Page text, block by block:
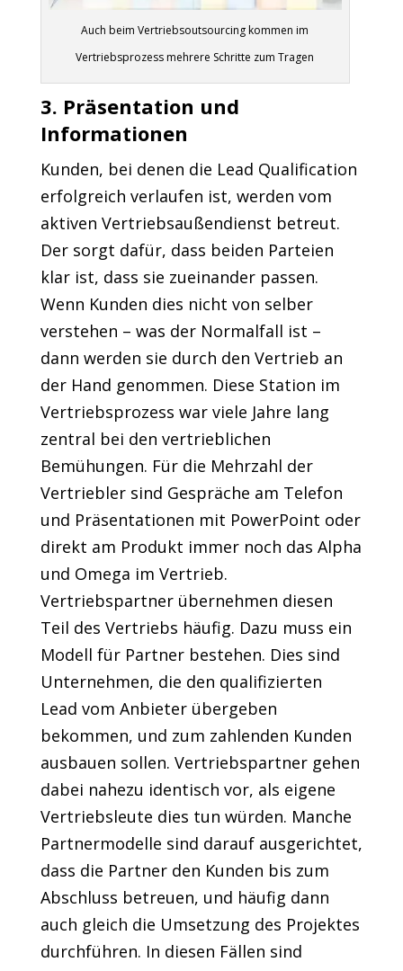
Auch beim Vertriebsoutsourcing kommen im
Vertriebsprozess mehrere Schritte zum Tragen
3. Präsentation und
Informationen
Kunden, bei denen die Lead Qualification
erfolgreich verlaufen ist, werden vom
aktiven Vertriebsaußendienst betreut.
Der sorgt dafür, dass beiden Parteien
klar ist, dass sie zueinander passen.
Wenn Kunden dies nicht von selber
verstehen – was der Normalfall ist –
dann werden sie durch den Vertrieb an
der Hand genommen. Diese Station im
Vertriebsprozess war viele Jahre lang
zentral bei den vertrieblichen
Bemühungen. Für die Mehrzahl der
Vertriebler sind Gespräche am Telefon
und Präsentationen mit PowerPoint oder
direkt am Produkt immer noch das Alpha
und Omega im Vertrieb.
Vertriebspartner übernehmen diesen
Teil des Vertriebs häufig. Dazu muss ein
Modell für Partner bestehen. Dies sind
Unternehmen, die den qualifizierten
Lead vom Anbieter übergeben
bekommen, und zum zahlenden Kunden
ausbauen sollen. Vertriebspartner gehen
dabei nahezu identisch vor, als eigene
Vertriebsleute dies tun würden. Manche
Partnermodelle sind darauf ausgerichtet,
dass die Partner den Kunden bis zum
Abschluss betreuen, und häufig dann
auch gleich die Umsetzung des Projektes
durchführen. In diesen Fällen sind